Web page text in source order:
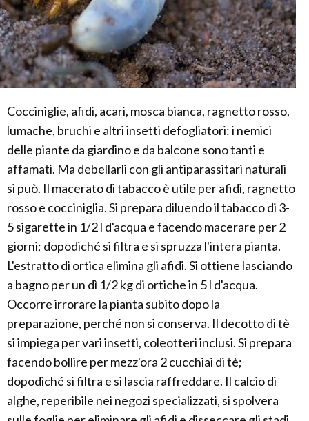
Cocciniglie, afidi, acari, mosca bianca, ragnetto rosso,
lumache, bruchi e altri insetti defogliatori: i nemici
delle piante da giardino e da balcone sono tanti e
affamati. Ma debellarli con gli antiparassitari naturali
si può. Il macerato di tabacco è utile per afidi, ragnetto
rosso e cocciniglia. Si prepara diluendo il tabacco di 3-
5 sigarette in 1/2 l d'acqua e facendo macerare per 2
giorni; dopodiché si filtra e si spruzza l'intera pianta.
L'estratto di ortica elimina gli afidi. Si ottiene lasciando
a bagno per un dì 1/2 kg di ortiche in 5 l d'acqua.
Occorre irrorare la pianta subito dopo la
preparazione, perché non si conserva. Il decotto di tè
si impiega per vari insetti, coleotteri inclusi. Si prepara
facendo bollire per mezz'ora 2 cucchiai di tè;
dopodiché si filtra e si lascia raffreddare. Il calcio di
alghe, reperibile nei negozi specializzati, si spolvera